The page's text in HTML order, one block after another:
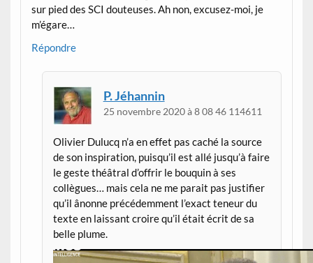
sur pied des SCI douteuses. Ah non, excusez-moi, je
m’égare…
Répondre
P. Jéhannin
25 novembre 2020 à 8 08 46 114611
Olivier Dulucq n’a en effet pas caché la source
de son inspiration, puisqu’il est allé jusqu’à faire
le geste théâtral d’offrir le bouquin à ses
collègues… mais cela ne me parait pas justifier
qu’il ânonne précédemment l’exact teneur du
texte en laissant croire qu’il était écrit de sa
belle plume.